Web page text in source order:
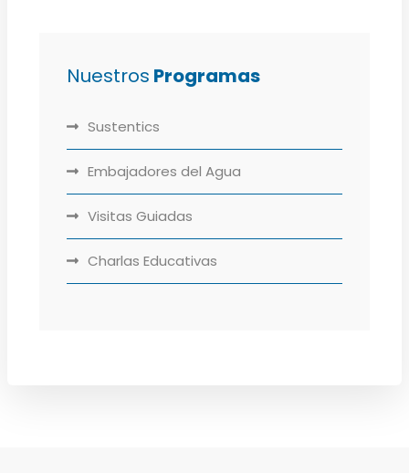
Nuestros Programas
Sustentics
Embajadores del Agua
Visitas Guiadas
Charlas Educativas